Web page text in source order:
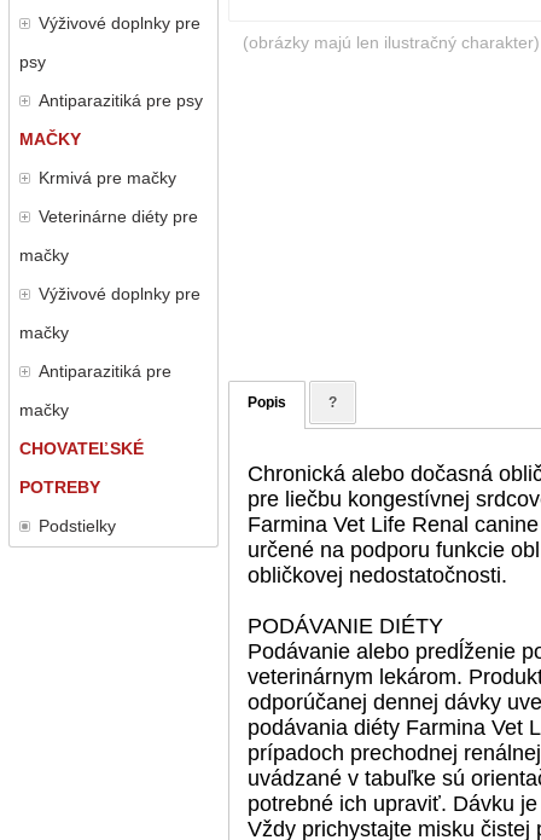
Výživové doplnky pre
psy
Antiparazitiká pre psy
MAČKY
Krmivá pre mačky
Veterinárne diéty pre
mačky
Výživové doplnky pre
mačky
Antiparazitiká pre
mačky
CHOVATEĽSKÉ
POTREBY
Podstielky
(obrázky majú len ilustračný charakter)
Popis ?
Chronická alebo dočasná
pre liečbu kongestívnej
Farmina Vet Life Renal
určené na podporu funkcie
obličkovej nedostatočnosti.
PODÁVANIE DIÉTY
Podávanie alebo predĺženie
veterinárnym lekárom.
odporúčanej dennej dávky
podávania diéty Farmina Vet
prípadoch prechodnej
uvádzané v tabuľke sú
potrebné ich upraviť. Dávku
Vždy prichystajte misku čistej